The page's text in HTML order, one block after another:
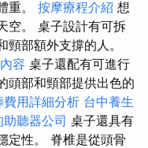
重。 按摩療程介紹 想
空。 桌子設計有可拆
部額外支撐的人。
容 桌子還配有可進行
頭部和頸部提供出色的
費用詳細分析 台中養生
聽器公司 桌子還具有
定性。 脊椎是從頭骨